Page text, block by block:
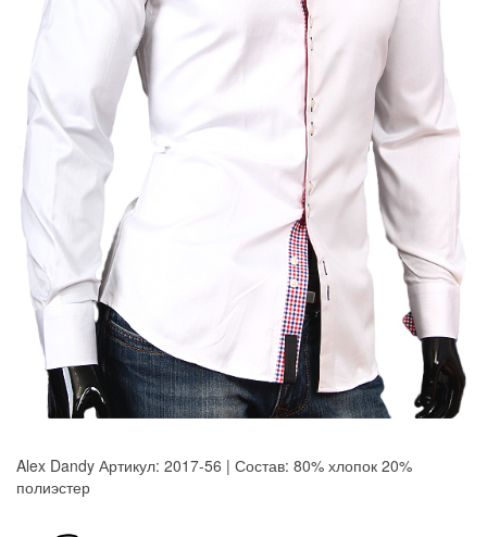
Alex Dandy Артикул: 2017-56 | Состав: 80% хлопок 20%
полиэстер